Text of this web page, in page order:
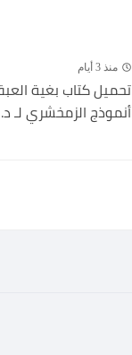
منذ 3 أيام
تحميل كتاب بغية
أنموذج الزمخشري لـ